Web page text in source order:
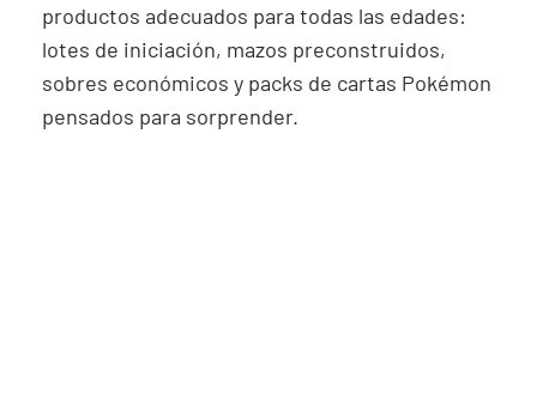
productos adecuados para todas las edades:
lotes de iniciación, mazos preconstruidos,
sobres económicos y packs de cartas Pokémon
pensados para sorprender.